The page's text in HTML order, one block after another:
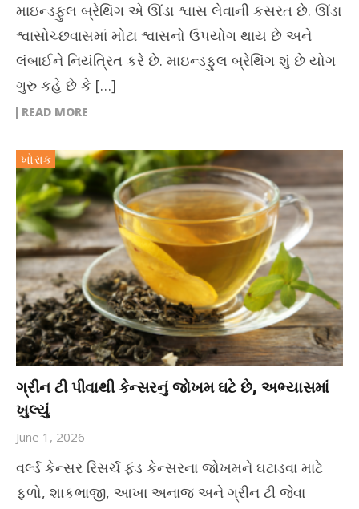
માઇન્ડફુલ બ્રેથિંગ એ ઊંડા શ્વાસ લેવાની કસરત છે. ઊંડા
શ્વાસોચ્છવાસમાં મોટા શ્વાસનો ઉપયોગ થાય છે અને
લંબાઈને નિયંત્રિત કરે છે. માઇન્ડફુલ બ્રેથિંગ શું છે યોગ
ગુરુ કહે છે કે […]
READ MORE
ખોરાક
ગ્રીન ટી પીવાથી કેન્સરનું જોખમ ઘટે છે, અભ્યાસમાં
ખુલ્યું
June 1, 2026
વર્લ્ડ કેન્સર રિસર્ચ ફંડ કેન્સરના જોખમને ઘટાડવા માટે
ફળો, શાકભાજી, આખા અનાજ અને ગ્રીન ટી જેવા